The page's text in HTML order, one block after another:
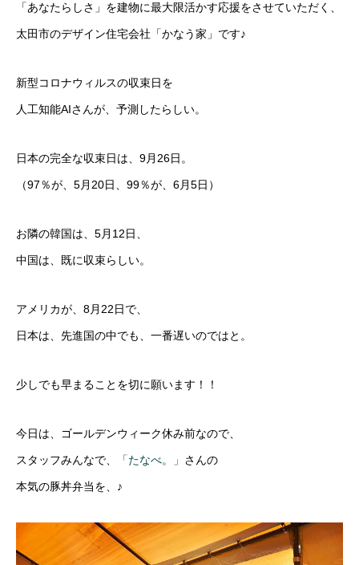
「あなたらしさ」を建物に最大限活かす応援をさせていただく、
太田市のデザイン住宅会社「かなう家」です♪
新型コロナウィルスの収束日を
人工知能AIさんが、予測したらしい。
日本の完全な収束日は、9月26日。
（97％が、5月20日、99％が、6月5日）
お隣の韓国は、5月12日、
中国は、既に収束らしい。
アメリカが、8月22日で、
日本は、先進国の中でも、一番遅いのではと。
少しでも早まることを切に願います！！
今日は、ゴールデンウィーク休み前なので、
スタッフみんなで、 「たなべ。」 さんの
本気の豚丼弁当を、♪